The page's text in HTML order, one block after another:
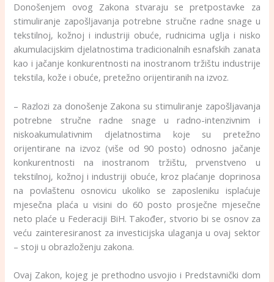
Donošenjem ovog Zakona stvaraju se pretpostavke za
stimuliranje zapošljavanja potrebne stručne radne snage u
tekstilnoj, kožnoj i industriji obuće, rudnicima uglja i nisko
akumulacijskim djelatnostima tradicionalnih esnafskih zanata
kao i jačanje konkurentnosti na inostranom tržištu industrije
tekstila, kože i obuće, pretežno orijentiranih na izvoz.
– Razlozi za donošenje Zakona su stimuliranje zapošljavanja
potrebne stručne radne snage u radno-intenzivnim i
niskoakumulativnim djelatnostima koje su pretežno
orijentirane na izvoz (više od 90 posto) odnosno jačanje
konkurentnosti na inostranom tržištu, prvenstveno u
tekstilnoj, kožnoj i industriji obuće, kroz plaćanje doprinosa
na povlaštenu osnovicu ukoliko se zaposleniku isplaćuje
mjesečna plaća u visini do 60 posto prosječne mjesečne
neto plaće u Federaciji BiH. Također, stvorio bi se osnov za
veću zainteresiranost za investicijska ulaganja u ovaj sektor
– stoji u obrazloženju zakona.
Ovaj Zakon, kojeg je prethodno usvojio i Predstavnički dom